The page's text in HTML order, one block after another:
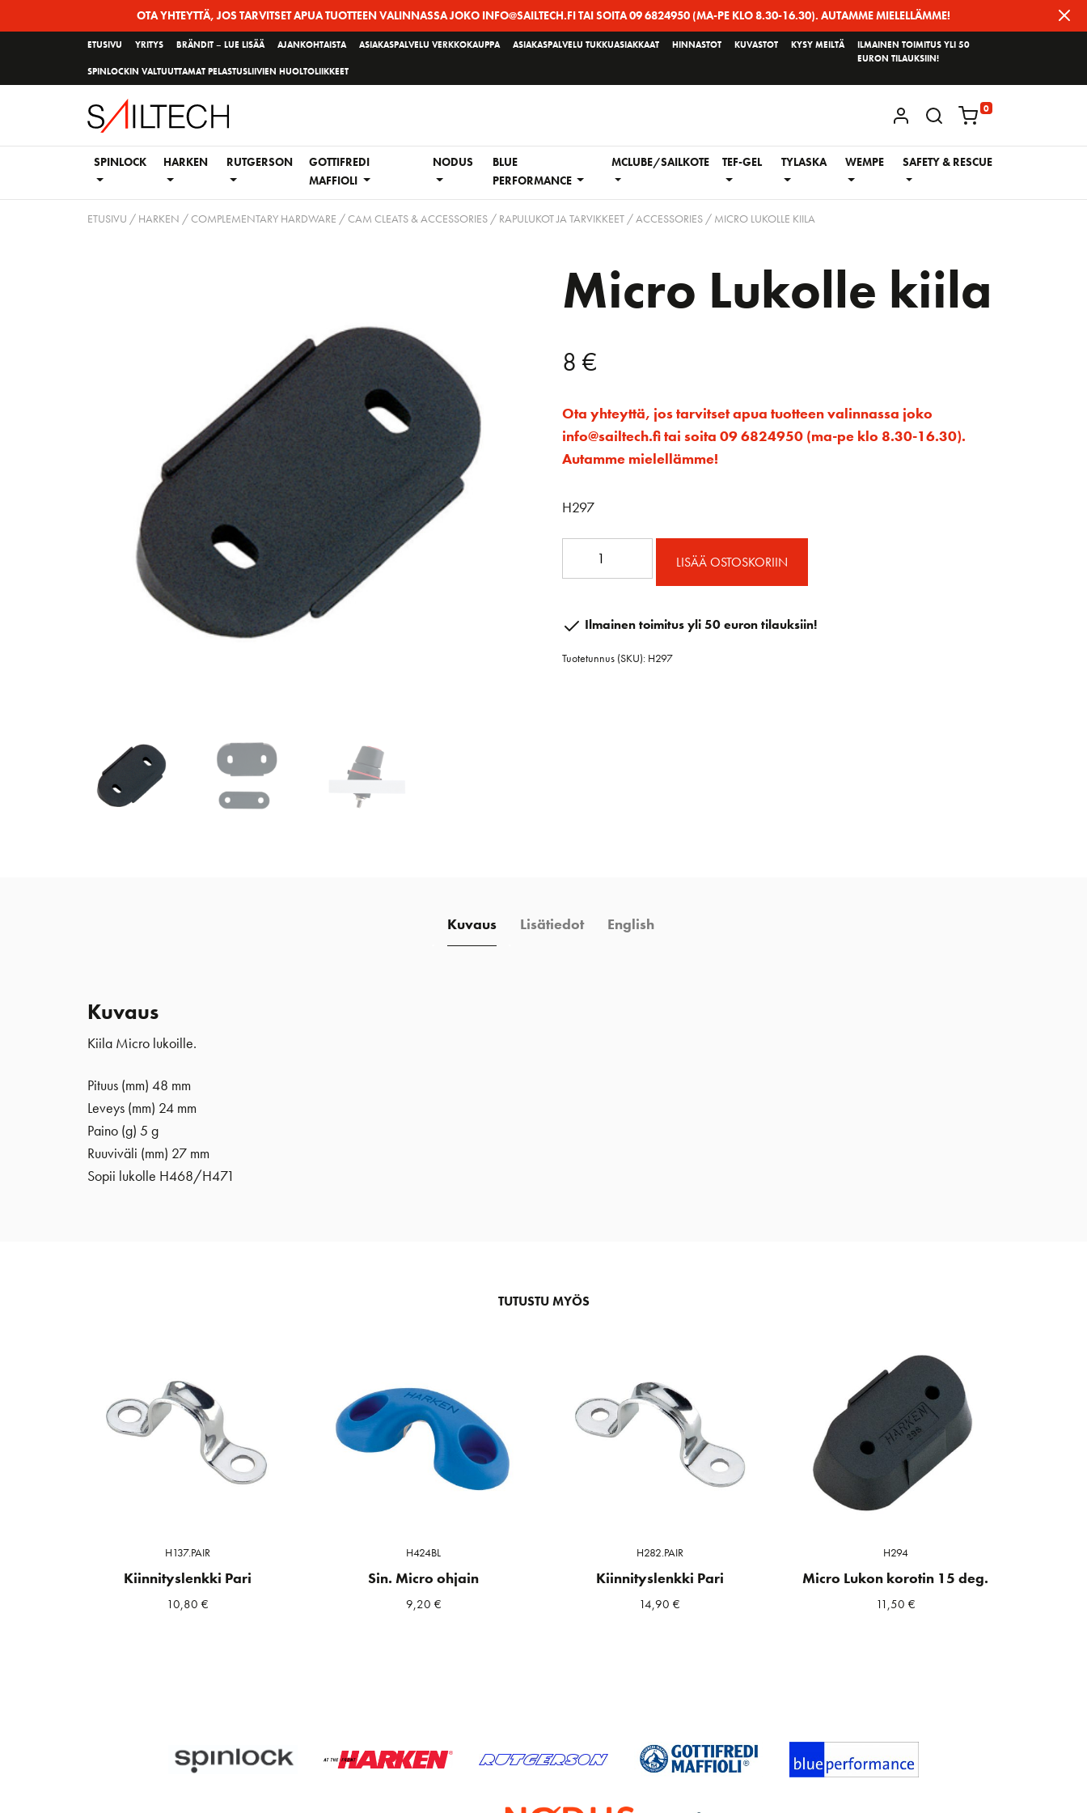
OTA YHTEYTTÄ, JOS TARVITSET APUA TUOTTEEN VALINNASSA JOKO INFO@SAILTECH.FI TAI SOITA 09 6824950 (MA-PE KLO 8.30-16.30). AUTAMME MIELELLÄMME!
ETUSIVU YRITYS BRÄNDIT – LUE LISÄÄ AJANKOHTAISTA ASIAKASPALVELU VERKKOKAUPPA ASIAKASPALVELU TUKKUASIAKKAAT HINNASTOT KUVASTOT KYSY MEILTÄ
SPINLOCKIN VALTUUTTAMAT PELASTUSLIIVIEN HUOLTOLIIKKEET
ILMAINEN TOIMITUS YLI 50
EURON TILAUKSIIN!
KIRJAUDU / REKISTERÖIDY
0
SPINLOCK HARKEN RUTGERSON
GOTTIFREDI
MAFFIOLI
NODUS
BLUE
PERFORMANCE
MCLUBE/SAILKOTE TEF-GEL TYLASKA WEMPE SAFETY & RESCUE
ETUSIVU / HARKEN /COMPLEMENTARY HARDWARE /CAM CLEATS & ACCESSORIES / RAPULUKOT JA TARVIKKEET/ACCESSORIES/ MICRO LUKOLLE KIILA
Micro Lukolle kiila
8 €
Ota yhteyttä, jos tarvitset apua tuotteen valinnassa joko
info@sailtech.fi tai soita 09 6824950 (ma-pe klo 8.30-16.30).
Autamme mielellämme!
H297
määrä
LISÄÄ OSTOSKORIIN
Ilmainen toimitus yli 50 euron tilauksiin!
Tuotetunnus (SKU): H297
Kuvaus Lisätiedot English
Kuvaus
Kiila Micro lukoille.
Pituus (mm) 48 mm
Leveys (mm) 24 mm
Paino (g) 5 g
Ruuviväli (mm) 27 mm
Sopii lukolle H468/H471
TUTUSTU MYÖS
H137.PAIR
Kiinnityslenkki Pari
10,80 €
H424BL
Sin. Micro ohjain
9,20 €
H282.PAIR
Kiinnityslenkki Pari
14,90€
H294
Micro Lukon korotin 15 deg.
11,50 €